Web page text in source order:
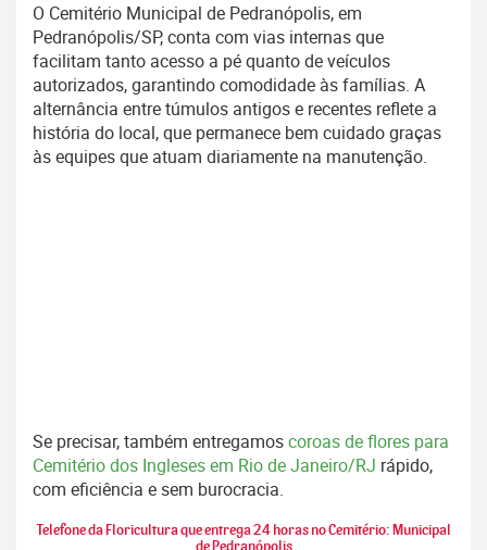
O Cemitério Municipal de Pedranópolis, em
Pedranópolis/SP, conta com vias internas que
facilitam tanto acesso a pé quanto de veículos
autorizados, garantindo comodidade às famílias. A
alternância entre túmulos antigos e recentes reflete a
história do local, que permanece bem cuidado graças
às equipes que atuam diariamente na manutenção.
Se precisar, também entregamoscoroas de flores para
Cemitério dos Ingleses em Rio de Janeiro/RJ rápido,
com eficiência e sem burocracia.
Telefone da Floricultura que entrega 24 horas no Cemitério: Municipal